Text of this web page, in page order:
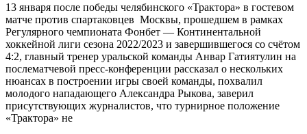
13 января после победы челябинского «Трактора» в гостевом
матче против спартаковцев Москвы, прошедшем в рамках
Регулярного чемпионата Фонбет — Континентальной
хоккейной лиги сезона 2022/2023 и завершившегося со счётом
4:2, главный тренер уральской команды Анвар Гатиятулин на
послематчевой пресс-конференции рассказал о нескольких
нюансах в построении игры своей команды, похвалил
молодого нападающего Александра Рыкова, заверил
присутствующих журналистов, что турнирное положение
«Трактора» не